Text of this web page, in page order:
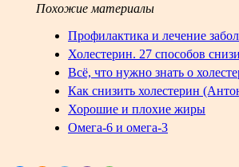
Похожие материалы
Профилактика и лечение
Холестерин. 27 способов
Всё, что нужно знать о
Как снизить холестерин
Хорошие и плохие жиры
Омега-6 и омега-3